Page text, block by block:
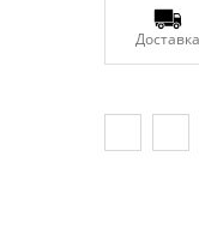
Доставка